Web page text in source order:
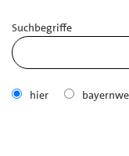
Suchbegriffe
hier